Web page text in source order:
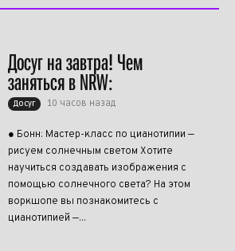
Досуг на завтра! Чем
заняться в NRW:
Досуг 10 часов назад
● Бонн: Мастер-класс по цианотипии —
рисуем солнечным светом Хотите
научиться создавать изображения с
помощью солнечного света? На этом
воркшопе вы познакомитесь с
цианотипией —...